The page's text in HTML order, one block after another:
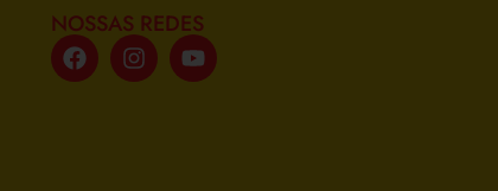
NOSSAS REDES